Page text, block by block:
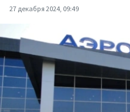
27 декабря 2024, 09:49